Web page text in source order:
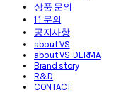
상품 문의
1:1 문의
공지사항
about VS
about VS-DERMA
Brand story
R&D
CONTACT